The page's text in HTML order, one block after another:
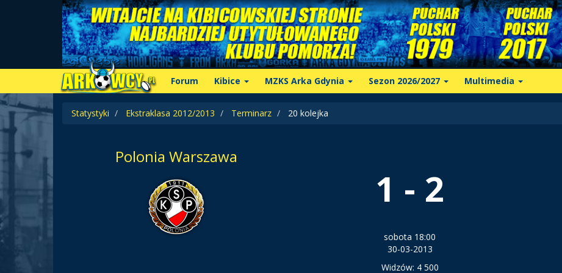
Forum Kibice MZKS Arka Gdynia Sezon 2026/2027 Multimedia
Statystyki Ekstraklasa 2012/2013 Terminarz 20 kolejka
Polonia Warszawa
1 - 2
sobota 18:00
30-03-2013
Widzów: 4 500